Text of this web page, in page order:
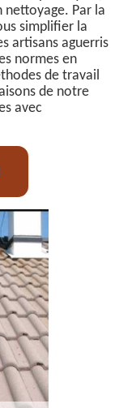
nettoyage. Par la
simplifier la
artisans aguerris
normes en
de travail
de notre
avec